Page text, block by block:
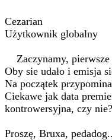
Cezarian
Użytkownik globalny
Zaczynamy, pierwsze
Oby sie udało i emisja
Na początek
Ciekawe jak data
kontrowersyjna, czy nie?
Proszę, Bruxa,